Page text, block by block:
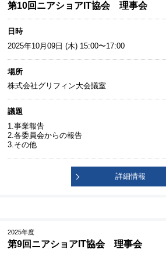
第10回ニアショアIT協会 理事会
日時
2025年10月09日 (木) 15:00〜17:00
場所
株式会社グリフィン大会議室
議題
1.事業報告
2.各委員会からの報告
3.その他
詳細情報
2025年度
第9回ニアショアIT協会 理事会